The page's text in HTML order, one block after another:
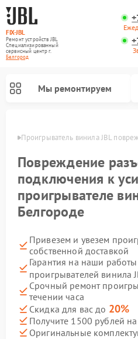
FIX-JBL
Ремонт устройств JBL
Специализированный
cервисный центр г.
Белгород
Мы ремонтируем
Проигрыватель винила JBL
Повреждение
подключения к
проигрывателе
Белгороде
Привезем и увезем
собственной доставкой
Гарантия на наши
проигрывателей винила
Срочный ремонт
течении часа
Скидка для вас до 20%
Получите 1500 рублей
Оригинальные